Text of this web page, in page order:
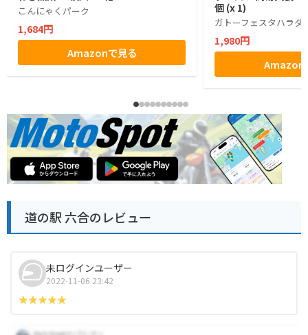
こんにゃくパーク
1,684円
Amazonで見る
個 (x 1)
ガトーフェスタハラダ
1,980円
Amazon
道の駅 六合のレビュー
未ログインユーザー
2022-11-06 23:42